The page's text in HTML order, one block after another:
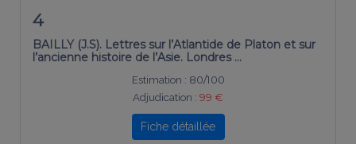
4
BAILLY (J.S). Lettres sur l’Atlantide de Platon et sur
l’ancienne histoire de l’Asie. Londres …
Estimation : 80/100
Adjudication : 99 €
Fiche détaillée